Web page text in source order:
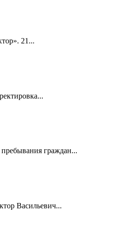
21...
граждан...
Васильевич...